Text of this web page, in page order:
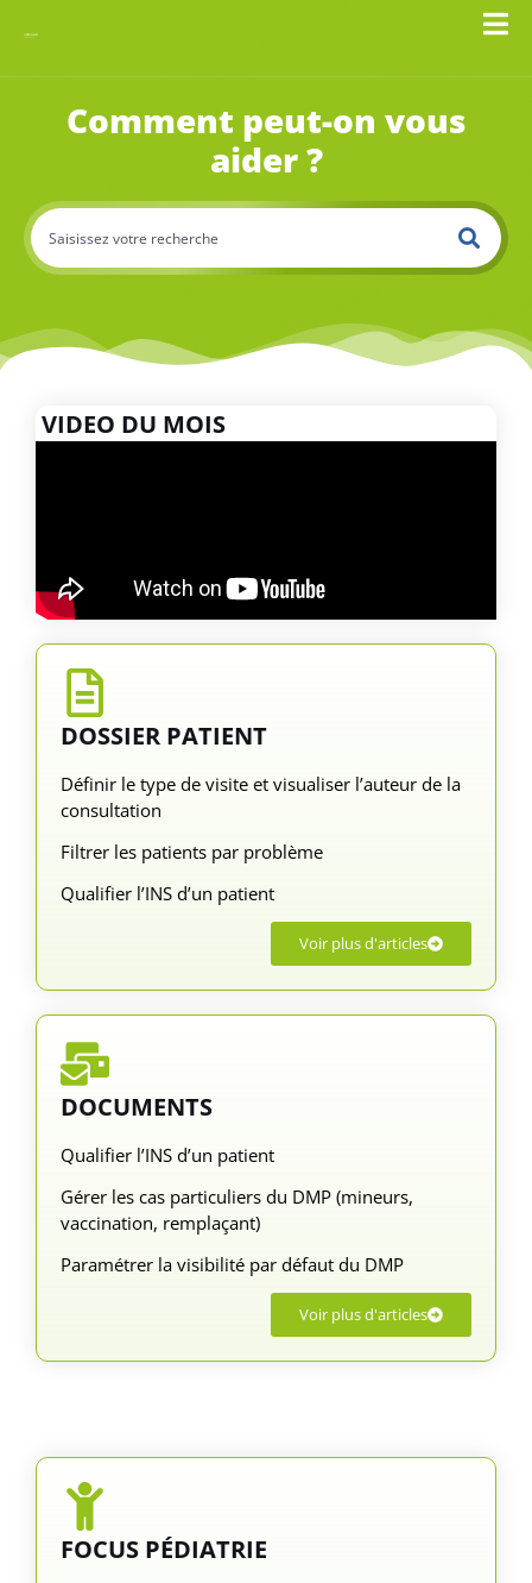
Comment peut-on vous
aider ?
VIDEO DU MOIS
DOSSIER PATIENT
Définir le type de visite et visualiser l’auteur de la
consultation
Filtrer les patients par problème
Qualifier l’INS d’un patient
Voir plus d'articles
DOCUMENTS
Qualifier l’INS d’un patient
Gérer les cas particuliers du DMP (mineurs,
vaccination, remplaçant)
Paramétrer la visibilité par défaut du DMP
Voir plus d'articles
FOCUS PÉDIATRIE